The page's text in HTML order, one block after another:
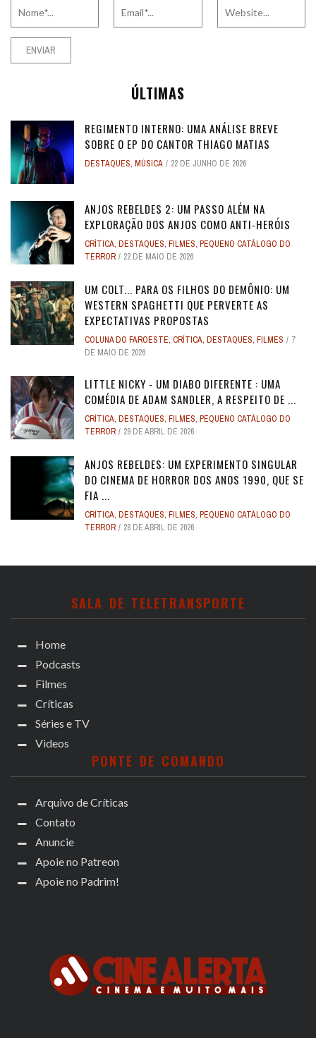
ÚLTIMAS
REGIMENTO INTERNO: UMA ANÁLISE BREVE
SOBRE O EP DO CANTOR THIAGO MATIAS
DESTAQUES, MÚSICA 22 DE JUNHO DE 2026
ANJOS REBELDES 2: UM PASSO ALÉM NA
EXPLORAÇÃO DOS ANJOS COMO ANTI-HERÓIS
CRÍTICA, DESTAQUES, FILMES, PEQUENO CATÁLOGO DO
TERROR
22 DE MAIO DE 2026
UM COLT... PARA OS FILHOS DO DEMÔNIO: UM
WESTERN SPAGHETTI QUE PERVERTE AS
EXPECTATIVAS PROPOSTAS
COLUNA DO FAROESTE, CRÍTICA, DESTAQUES, FILMES
7
DE MAIO DE 2026
LITTLE NICKY - UM DIABO DIFERENTE : UMA
COMÉDIA DE ADAM SANDLER, A RESPEITO DE ...
CRÍTICA, DESTAQUES, FILMES, PEQUENO CATÁLOGO DO
TERROR
29 DE ABRIL DE 2026
ANJOS REBELDES: UM EXPERIMENTO SINGULAR
DO CINEMA DE HORROR DOS ANOS 1990, QUE SE
FIA ...
CRÍTICA, DESTAQUES, FILMES, PEQUENO CATÁLOGO DO
TERROR
28 DE ABRIL DE 2026
SALA DE TELETRANSPORTE
Home
Podcasts
Filmes
Críticas
Séries e TV
Videos
PONTE DE COMANDO
Arquivo de Críticas
Contato
Anuncie
Apoie no Patreon
Apoie no Padrim!